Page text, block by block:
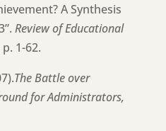
A Synthesis
Review of Educational
1-62.
The Battle over
for Administrators,